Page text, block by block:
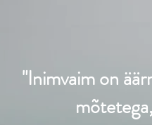
"Inimvaim on